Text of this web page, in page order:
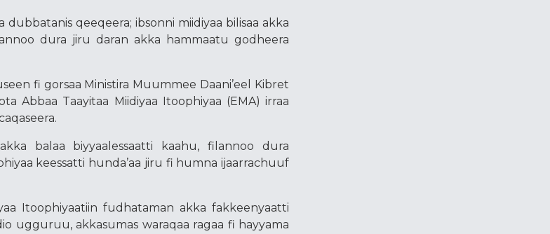
qeeqeera; ibsonni miidiyaa bilisaa akka
dura jiru daran akka hammaatu godheera
fi gorsaa Ministira Muummee Daani’eel Kibret
Abbaa Taayitaa Miidiyaa Itoophiyaa (EMA) irraa
balaa biyyaalessaatti kaahu, filannoo dura
keessatti hunda’aa jiru fi humna ijaarrachuuf
Itoophiyaatiin fudhataman akka fakkeenyaatti
ugguruu, akkasumas waraqaa ragaa fi hayyama